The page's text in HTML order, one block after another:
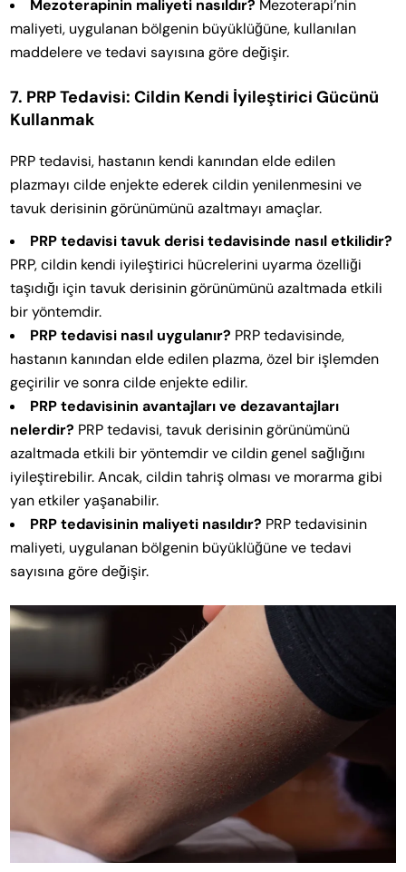
Mezoterapinin maliyeti nasıldır? Mezoterapi’nin
maliyeti, uygulanan bölgenin büyüklüğüne, kullanılan
maddelere ve tedavi sayısına göre değişir.
7. PRP Tedavisi: Cildin Kendi İyileştirici Gücünü
Kullanmak
PRP tedavisi, hastanın kendi kanından elde edilen
plazmayı cilde enjekte ederek cildin yenilenmesini ve
tavuk derisinin görünümünü azaltmayı amaçlar.
PRP tedavisi tavuk derisi tedavisinde nasıl etkilidir?
PRP, cildin kendi iyileştirici hücrelerini uyarma özelliği
taşıdığı için tavuk derisinin görünümünü azaltmada etkili
bir yöntemdir.
PRP tedavisi nasıl uygulanır? PRP tedavisinde,
hastanın kanından elde edilen plazma, özel bir işlemden
geçirilir ve sonra cilde enjekte edilir.
PRP tedavisinin avantajları ve dezavantajları
nelerdir? PRP tedavisi, tavuk derisinin görünümünü
azaltmada etkili bir yöntemdir ve cildin genel sağlığını
iyileştirebilir. Ancak, cildin tahriş olması ve morarma gibi
yan etkiler yaşanabilir.
PRP tedavisinin maliyeti nasıldır? PRP tedavisinin
maliyeti, uygulanan bölgenin büyüklüğüne ve tedavi
sayısına göre değişir.